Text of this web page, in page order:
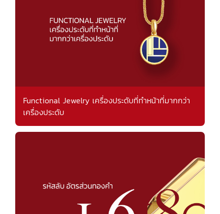
Functional Jewelry เครื่องประดับที่ทำหน้าที่มากกว่า
เครื่องประดับ